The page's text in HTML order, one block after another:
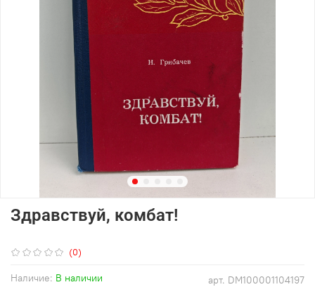
(0)
арт. DM100001104197
Наличие: В наличии
Здравствуй, комбат!